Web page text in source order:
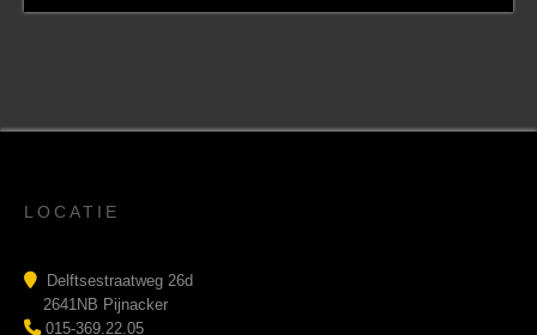
LOCATIE
Delftsestraatweg 26d
2641NB Pijnacker
015-369.22.05